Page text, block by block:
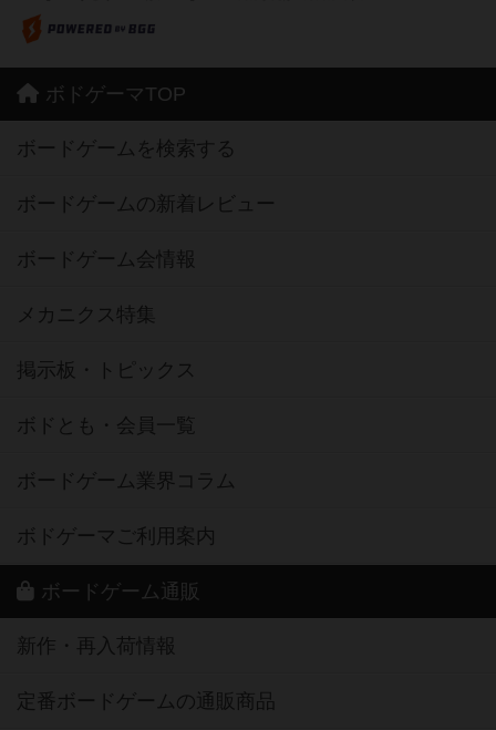
ボドゲーマTOP
ボードゲームを検索する
ボードゲームの新着レビュー
ボードゲーム会情報
メカニクス特集
掲示板・トピックス
ボドとも・会員一覧
ボードゲーム業界コラム
ボドゲーマご利用案内
ボードゲーム通販
新作・再入荷情報
定番ボードゲームの通販商品